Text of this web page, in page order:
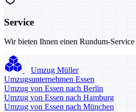
Service
Wir bieten Ihnen einen Rundum-
Umzug Müller
Umzugsunternehmen Essen
Umzug von Essen nach Berlin
Umzug von Essen nach Hamburg
Umzug von Essen nach München